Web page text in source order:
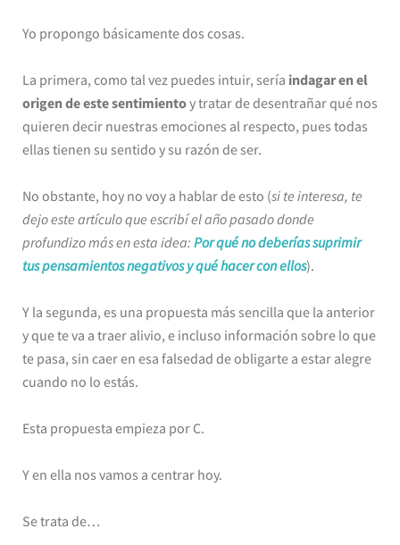
Yo propongo básicamente dos cosas.
La primera, como tal vez puedes intuir, sería indagar en el
origen de este sentimientoy tratar de desentrañar qué nos
quieren decir nuestras emociones al respecto, pues todas
ellas tienen su sentido y su razón de ser.
No obstante, hoy no voy a hablar de esto (si te interesa, te
dejo este artículo que escribí el año pasado donde
profundizo más en esta idea: Por qué no deberías suprimir
tus pensamientos negativos y qué hacer con ellos).
Y la segunda, es una propuesta más sencilla que la anterior
y que te va a traer alivio, e incluso información sobre lo que
te pasa, sin caer en esa falsedad de obligarte a estar alegre
cuando no lo estás.
Esta propuesta empieza por C.
Y en ella nos vamos a centrar hoy.
Se trata de…